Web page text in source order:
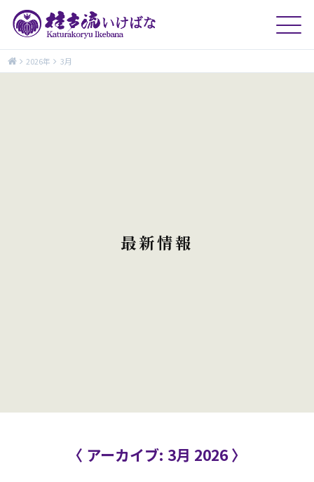
2026年 3月
最新情報
〈 アーカイブ: 3月 2026 〉